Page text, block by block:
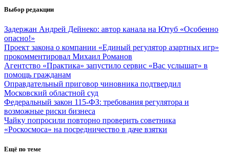
Выбор редакции
Задержан Андрей Дейнеко: автор канала на Ютуб «Особенно
опасно!»
Проект закона о компании «Единый регулятор азартных игр»
прокомментировал Михаил Романов
Агентство «Практика» запустило сервис «Вас услышат» в
помощь гражданам
Оправдательный приговор чиновника подтвердил
Московский областной суд
Федеральный закон 115-ФЗ: требования регулятора и
возможные риски бизнеса
Чайку попросили повторно проверить советника
«Роскосмоса» на посредничество в даче взятки
Ещё по теме